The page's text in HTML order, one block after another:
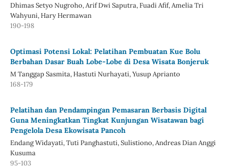
Dhimas Setyo Nugroho, Arif Dwi Saputra, Fuadi Afif, Amelia Tri
Wahyuni, Hary Hermawan
190-198
Optimasi Potensi Lokal: Pelatihan Pembuatan Kue Bolu
Berbahan Dasar Buah Lobe-Lobe di Desa Wisata Bonjeruk
M Tanggap Sasmita, Hastuti Nurhayati, Yusup Aprianto
168-179
Pelatihan dan Pendampingan Pemasaran Berbasis Digital
Guna Meningkatkan Tingkat Kunjungan Wisatawan bagi
Pengelola Desa Ekowisata Pancoh
Endang Widayati, Tuti Panghastuti, Sulistiono, Andreas Dian Anggi
Kusuma
95-103